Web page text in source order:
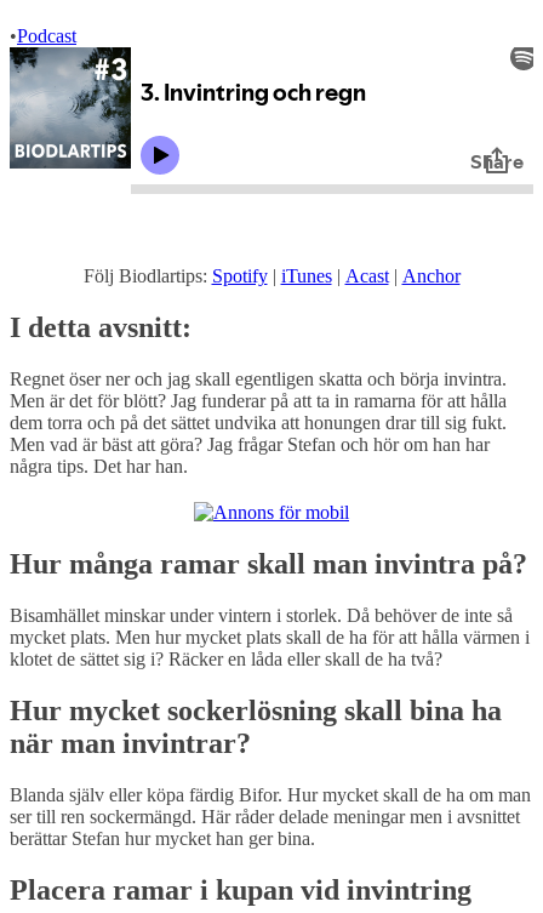
•Podcast
Följ Biodlartips: Spotify| iTunes| Acast| Anchor
I detta avsnitt:
Regnet öser ner och jag skall egentligen skatta och börja invintra.
Men är det för blött? Jag funderar på att ta in ramarna för att hålla
dem torra och på det sättet undvika att honungen drar till sig fukt.
Men vad är bäst att göra? Jag frågar Stefan och hör om han har
några tips. Det har han.
Hur många ramar skall man invintra på?
Bisamhället minskar under vintern i storlek. Då behöver de inte så
mycket plats. Men hur mycket plats skall de ha för att hålla värmen i
klotet de sättet sig i? Räcker en låda eller skall de ha två?
Hur mycket sockerlösning skall bina ha
när man invintrar?
Blanda själv eller köpa färdig Bifor. Hur mycket skall de ha om man
ser till ren sockermängd. Här råder delade meningar men i avsnittet
berättar Stefan hur mycket han ger bina.
Placera ramar i kupan vid invintring